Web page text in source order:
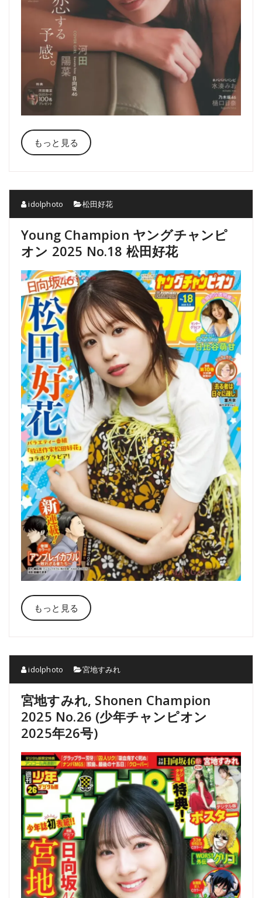
もっと見る
idolphoto 松田好花
Young Champion ヤングチャンピ
オン 2025 No.18 松田好花
もっと見る
idolphoto 宮地すみれ
宮地すみれ, Shonen Champion
2025 No.26 (少年チャンピオン
2025年26号)